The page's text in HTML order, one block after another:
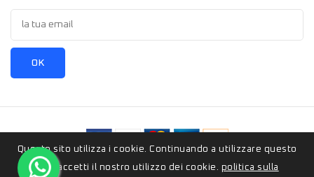
Questo sito utilizza i cookie. Continuando a utilizzare questo
sito, accetti il ​​nostro utilizzo dei cookie. politica sulla
© 2026 - ZeroSedici.eu è un marchio appartenete al gruppo